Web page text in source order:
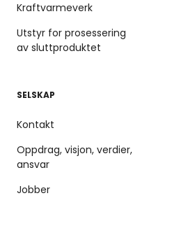
Kraftvarmeverk
Utstyr for prosessering
av sluttproduktet
SELSKAP
Kontakt
Oppdrag, visjon, verdier,
ansvar
Jobber